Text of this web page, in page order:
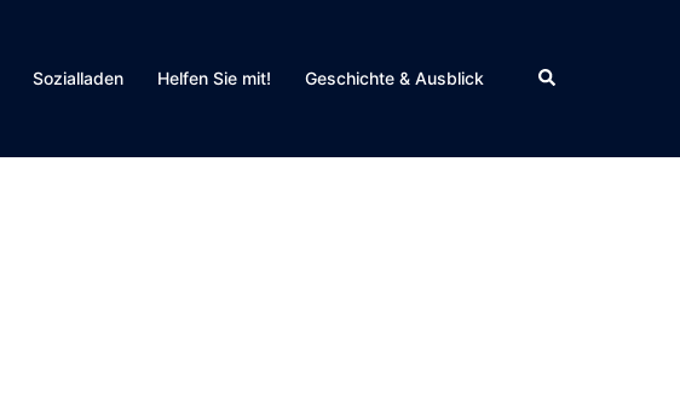
Sozialladen Helfen Sie mit! Geschichte & Ausblick Search